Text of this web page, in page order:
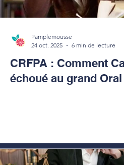
CRFPA : Comment
échoué au grand Oral
Pamplemousse
24 oct. 2025
6 min de lecture